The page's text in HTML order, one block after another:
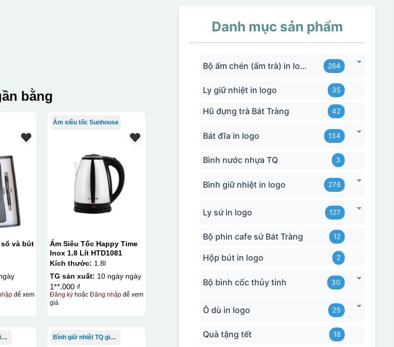
bằng
và bút
để xem
Ấm siêu tốc Sunhouse
Ấm Siêu Tốc Happy Time
Inox 1.8 Lít HTD1081
Kích thước: 1.8l
TG sản xuất: 10 ngày ngày
1**.000 ₫
Đăng ký hoặcĐăng nhập để xem
giá
Bình giữ nhiệt TQ giá rẻ Bình giữ nhiệt TQ giá rẻ
Danh mục sản phẩm
Bộ ấm chén (ấm trà) in logo 264
Ly giữ nhiệt in logo 35
Hũ đựng trà Bát Tràng 42
Bát đĩa in logo 134
Bình nước nhựa TQ 3
Bình giữ nhiệt in logo 276
Ly sứ in logo 127
Bộ phin cafe sứ Bát Tràng 12
Hộp bút in logo 2
Bộ bình cốc thủy tinh 30
Ô dù in logo 25
Quà tặng tết 18